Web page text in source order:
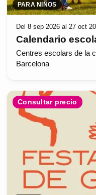
PARA NIÑOS
Del 8 sep 2026 al 27 oct
Calendario
Centres escolars de la
Barcelona
Consultar precio